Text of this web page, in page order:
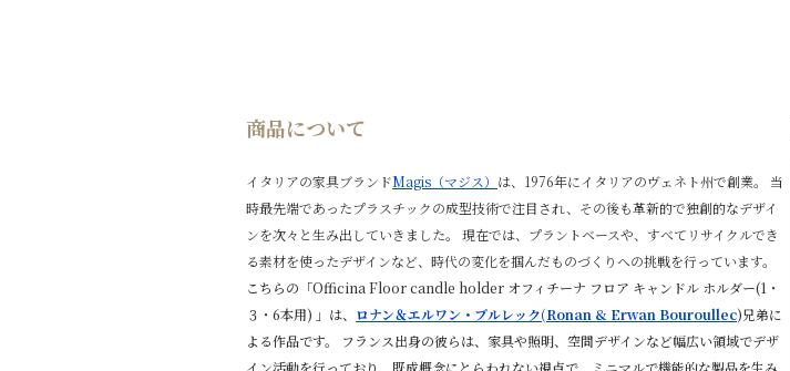
商品について
イタリアの家具ブランドMagis（マジス） は、 1976年にイタリアのヴェネト州で創業。
当
時最先端であったプラスチックの成型技術で注目され、その後も革新的で独創的なデザイ
ンを次々と生み出していきました。
現在では、プラントベースや、すべてリサイクルでき
る素材を使ったデザインなど、時代の変化を掴んだものづくりへの挑戦を行っています。
こちらの「Officina Floor candle holder オフィチーナ フロア キャンドル ホルダー(1・
３・6本用) 」は、 ロナン＆エルワン・ブルレック(Ronan & Erwan Bouroullec)兄弟に
よる作品です。
フランス出身の彼らは、家具や照明、空間デザインなど幅広い領域でデザ